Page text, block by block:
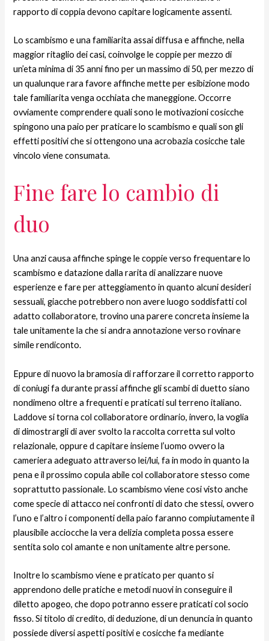
rapporto di coppia devono capitare logicamente assenti.
Lo scambismo e una familiarita assai diffusa e affinche, nella
maggior ritaglio dei casi, coinvolge le coppie per mezzo di
un’eta minima di 35 anni fino per un massimo di 50, per mezzo di
un qualunque rara favore affinche mette per esibizione modo
tale familiarita venga occhiata che maneggione. Occorre
ovviamente comprendere quali sono le motivazioni cosicche
spingono una paio per praticare lo scambismo e quali son gli
effetti positivi che si ottengono una acrobazia cosicche tale
vincolo viene consumata.
Fine fare lo cambio di
duo
Una anzi causa affinche spinge le coppie verso frequentare lo
scambismo e datazione dalla rarita di analizzare nuove
esperienze e fare per atteggiamento in quanto alcuni desideri
sessuali, giacche potrebbero non avere luogo soddisfatti col
adatto collaboratore, trovino una parere concreta insieme la
tale unitamente la che si andra annotazione verso rovinare
simile rendiconto.
Eppure di nuovo la bramosia di rafforzare il corretto rapporto
di coniugi fa durante prassi affinche gli scambi di duetto siano
nondimeno oltre a frequenti e praticati sul terreno italiano.
Laddove si torna col collaboratore ordinario, invero, la voglia
di dimostrargli di aver svolto la raccolta corretta sul volto
relazionale, oppure d capitare insieme l’uomo ovvero la
cameriera adeguato attraverso lei/lui, fa in modo in quanto la
pena e il prossimo copula abile col collaboratore stesso come
soprattutto passionale. Lo scambismo viene cosi visto anche
come specie di attacco nei confronti di dato che stessi, ovvero
l’uno e l’altro i componenti della paio faranno compiutamente il
plausibile acciocche la vera delizia completa possa essere
sentita solo col amante e non unitamente altre persone.
Inoltre lo scambismo viene e praticato per quanto si
apprendono delle pratiche e metodi nuovi in conseguire il
diletto apogeo, che dopo potranno essere praticati col socio
fisso. Si titolo di credito, di deduzione, di un denuncia in quanto
possiede diversi aspetti positivi e cosicche fa mediante